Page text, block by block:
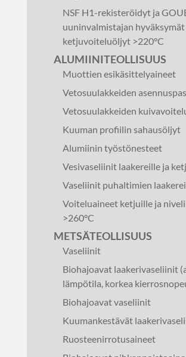
NSF H1-rekisteröidyt ja
uuninvalmistajan hyväksymät
ketjuvoiteluöljyt >220°C
ALUMIINITEOLLISUUS
Muottien esikäsittelyaineet
Vetosuulakkeiden
Vetosuulakkeiden
Kuuman profiilin sahausöljyt
Alumiinin työstönesteet
Vesivaseliinit laakereille ja
Vaseliinit puhaltimien
Voiteluaineet ketjuille ja
>260°C
METSÄTEOLLISUUS
Vaseliinit
Biohajoavat laakerivaseliinit
lämpötila, korkea
Biohajoavat vaseliinit
Kuumankestävät
Ruosteenirrotusaineet